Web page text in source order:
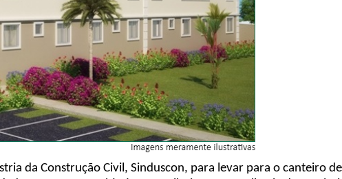
da Construção Civil, Sinduscon, para levar para o canteiro